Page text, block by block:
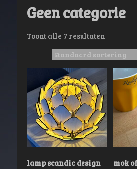
Geen categorie
Toont alle 7 resultaten
lamp scandic design
mok